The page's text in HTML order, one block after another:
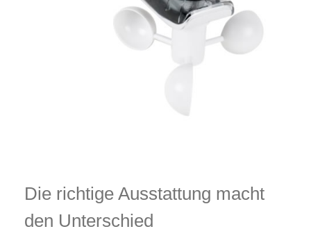
Die richtige Ausstattung macht
den Unterschied